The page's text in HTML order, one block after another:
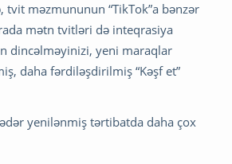
məzmununun “TikTok”a bənzər
mətn tvitləri də inteqrasiya
dincəlməyinizi, yeni maraqlar
daha fərdiləşdirilmiş “Kəşf et”
yenilənmiş tərtibatda daha çox